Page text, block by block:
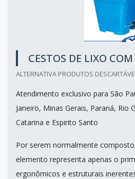
CESTOS DE LIXO
ALTERNATIVA PRODUTOS
Atendimento exclusivo para São
Janeiro, Minas Gerais, Paraná, Rio
Catarina e Espirito Santo
Por serem normalmente
elemento representa apenas o
ergonômicos e estruturais